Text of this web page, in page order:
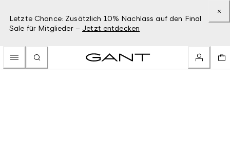
Letzte Chance: Zusätzlich 10% Nachlass auf den Final
Sale für Mitglieder – Jetzt entdecken